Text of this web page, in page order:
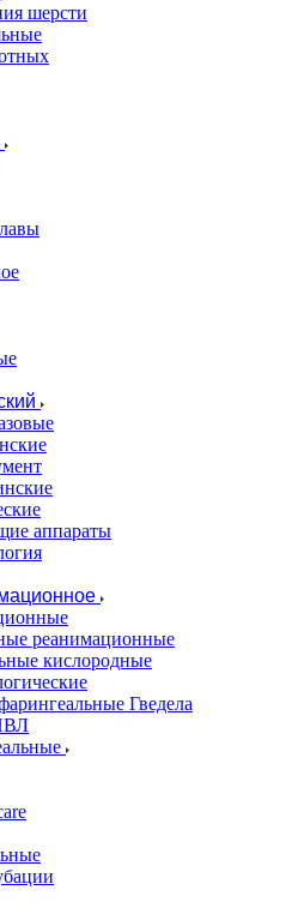
шерсти
аппараты
реанимационные
кислородные
Гведела